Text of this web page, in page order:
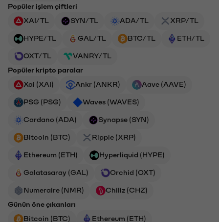
Popüler işlem çiftleri
XAI/TL
SYN/TL ADA/TL XRP/TL
HYPE/TL GAL/TL BTC/TL ETH/TL
OXT/TL
VANRY/TL
Popüler kripto paralar
Xai (XAI)
Ankr (ANKR) Aave (AAVE)
PSG (PSG) Waves (WAVES)
Cardano (ADA) Synapse (SYN)
Bitcoin (BTC) Ripple (XRP)
Ethereum (ETH) Hyperliquid (HYPE)
Galatasaray (GAL) Orchid (OXT)
Numeraire (NMR)
Chiliz (CHZ)
Günün öne çıkanları
Bitcoin (BTC)
Ethereum (ETH)